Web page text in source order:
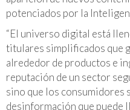
potenciados por la
“El universo digital está
titulares simplificados que
alrededor de productos e
reputación de un sector
sino que los consumidores
desinformación que puede